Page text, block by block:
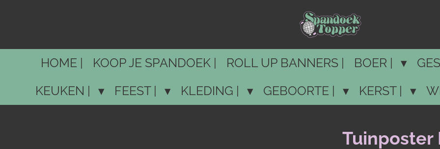
de
hoofdinhoudHOME | KOOP JE SPANDOEK | ROLL UP BANNERS | BOER |
KEUKEN |
FEEST | KLEDING | GEBOORTE | KERST |
Tuinposter